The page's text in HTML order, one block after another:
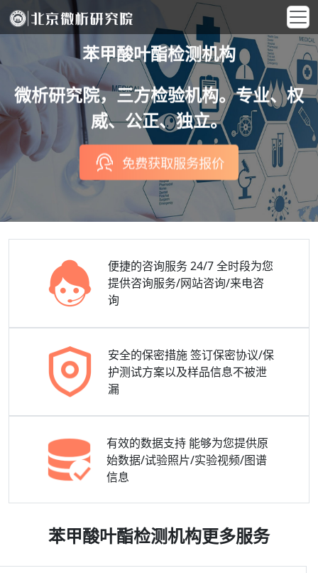
苯甲酸叶酯检测机构
微析研究院，三方检验机构。专业、权
威、公正、独立。
免费获取服务报价
便捷的咨询服务24/7 全时段为您
提供咨询服务/网站咨询/来电咨
询
安全的保密措施 签订保密协议/保
护测试方案以及样品信息不被泄
漏
有效的数据支持 能够为您提供原
始数据/试验照片/实验视频/图谱
信息
苯甲酸叶酯检测机构更多服务